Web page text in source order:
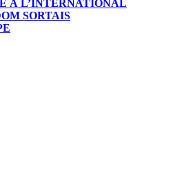
À L’INTERNATIONAL
SORTAIS